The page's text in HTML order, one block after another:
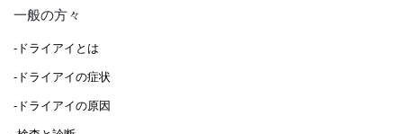
一般の方々
-ドライアイとは
-ドライアイの症状
-ドライアイの原因